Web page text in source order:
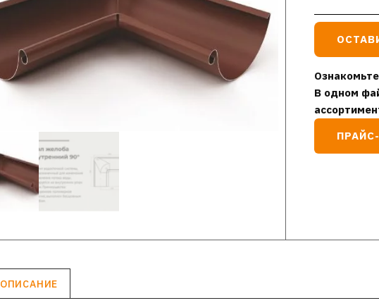
В одном
ОПИСАНИЕ